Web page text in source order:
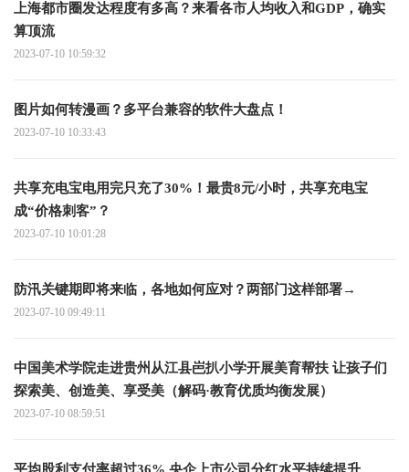
上海都市圈发达程度有多高？来看各市人均收入和GDP，确实
算顶流
2023-07-10 10:59:32
图片如何转漫画？多平台兼容的软件大盘点！
2023-07-10 10:33:43
共享充电宝电用完只充了30%！最贵8元/小时，共享充电宝
成“价格刺客”？
2023-07-10 10:01:28
防汛关键期即将来临，各地如何应对？两部门这样部署→
2023-07-10 09:49:11
中国美术学院走进贵州从江县岜扒小学开展美育帮扶 让孩子们
探索美、创造美、享受美（解码·教育优质均衡发展）
2023-07-10 08:59:51
平均股利支付率超过36% 央企上市公司分红水平持续提升